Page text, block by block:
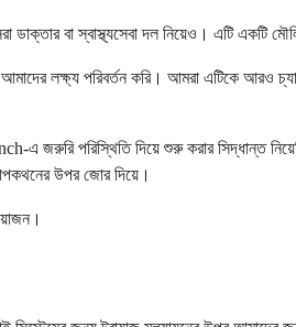
বা স্বাস্থ্যসেবা দল নিয়েও। এটি একটি
আমাদের লক্ষ্য পরিবর্তন করি। আমরা এটিকে
জরুরি পরিস্থিতি দিয়ে শুরু করার সিদ্ধান্ত
উপর জোর দিয়ে।